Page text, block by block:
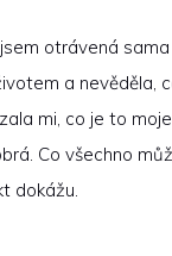
otrávená
a nevěděla,
mi, co je to moje.
Co všechno
dokážu.